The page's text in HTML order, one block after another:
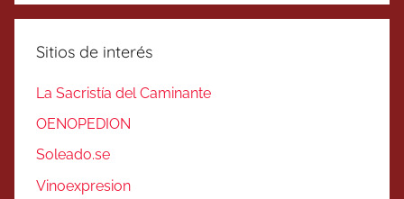
Sitios de interés
La Sacristía del Caminante
OENOPEDION
Soleado.se
Vinoexpresion